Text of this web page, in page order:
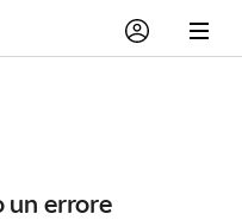
un errore